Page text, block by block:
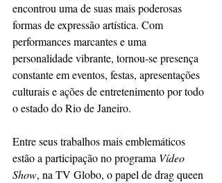
encontrou uma de suas mais poderosas
formas de expressão artística. Com
performances marcantes e uma
personalidade vibrante, tornou-se presença
constante em eventos, festas, apresentações
culturais e ações de entretenimento por todo
o estado do Rio de Janeiro.
Entre seus trabalhos mais emblemáticos
estão a participação no programa Vídeo
Show, na TV Globo, o papel de drag queen